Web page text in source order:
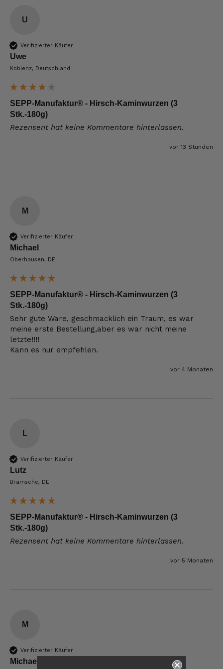
U
Verifizierter Käufer
Uwe
Koblenz, Deutschland
SEPP-Manufaktur® - Hirsch-Kaminwurzen (3
Stk.-180g)
Rezensent hat keine Kommentare hinterlassen.
vor 13 Stunden
M
Verifizierter Käufer
Michael
Oberhausen, DE
SEPP-Manufaktur® - Hirsch-Kaminwurzen (3
Stk.-180g)
Sehr gute Ware, geschmacklich ein Traum, es war
meine erste Bestellung,aber es war nicht meine
letzte!!!!
Kann es nur empfehlen.
vor 4 Monaten
L
Verifizierter Käufer
Lutz
Bramsche, DE
SEPP-Manufaktur® - Hirsch-Kaminwurzen (3
Stk.-180g)
Rezensent hat keine Kommentare hinterlassen.
vor 5 Monaten
M
Verifizierter Käufer
Michael